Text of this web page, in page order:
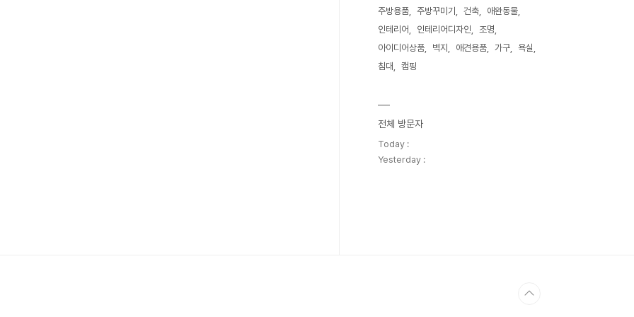
주방용품
주방꾸미기 건축
애완동물
인테리어
인테리어디자인
조명
아이디어상품
벽지 애견용품 가구
욕실
침대
캠핑
전체 방문자
Today :
Yesterday :